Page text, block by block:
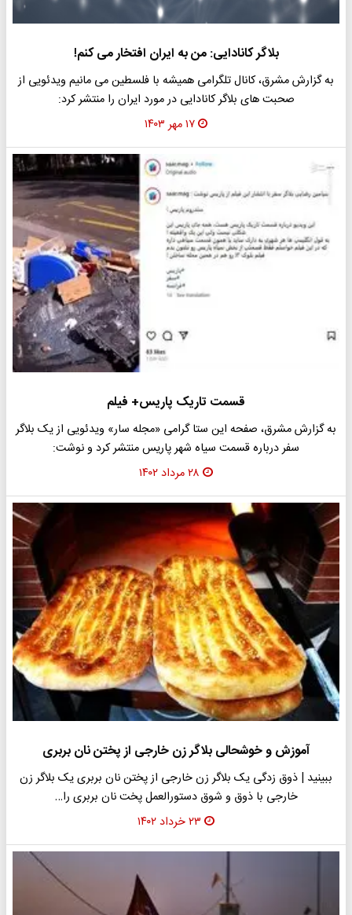
بلاگر کانادایی: من به ایران افتخار می کنم!
به گزارش مشرق، کانال تلگرامی همیشه با فلسطین می مانیم ویدئویی از
صحبت های بلاگر کانادایی در مورد ایران را منتشر کرد:
۱۷ مهر ۱۴۰۳
قسمت تاریک پاریس+ فیلم
به گزارش مشرق، صفحه این ستا گرامی «مجله سار» ویدئویی از یک بلاگر
سفر درباره قسمت سیاه شهر پاریس منتشر کرد و نوشت:
۲۸ مرداد ۱۴۰۲
آموزش و خوشحالی بلاگر زن خارجی از پختن نان بربری
ببینید | ذوق زدگی یک بلاگر زن خارجی از پختن نان بربری یک بلاگر زن
خارجی با ذوق و شوق دستورالعمل پخت نان بربری را…
۲۳ خرداد ۱۴۰۲